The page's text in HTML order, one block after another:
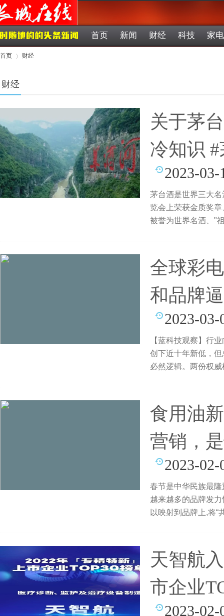
首页 新闻 财经 科技 家电
首页 财经
财经
关于茅
冷知识
2023-03-
茅台酒是世界三大
览会上荣获金质奖
被誉为世界名酒、"
全球彩
和品牌
2023-03-
【蓝科技观察】行
创下近十年新低，
必然逻辑。两份权
食用油
营销，
2023-02-
春节是中华民族最
越来越多的品牌发
以映射到品牌上,将“
天智航
市企业
2023-02-